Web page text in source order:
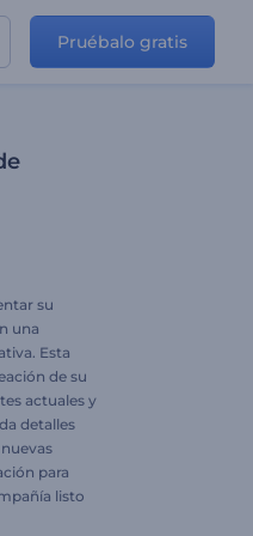
Pruébalo gratis
su
una
Esta
de su
actuales y
detalles
para
listo